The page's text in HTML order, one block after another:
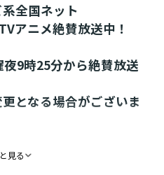
全国ネット
アニメ絶賛放送中！
9時25分から絶賛放送
となる場合がございま
見る